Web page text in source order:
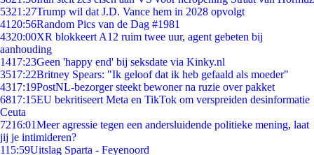
5321:27Trump wil dat J.D. Vance hem in 2028 opvolgt
41 20:56Random Pics van de Dag #1981
4320:00XR blokkeert A12 ruim twee uur, agent gebeten bij
aanhouding
1417:23Geen 'happy end' bij seksdate via Kinky.nl
3517:22Britney Spears: "Ik geloof dat ik heb gefaald als moeder"
4317:19PostNL-bezorger steekt bewoner na ruzie over pakket
6817:15EU bekritiseert Meta en TikTok om verspreiden desinformatie
Ceuta
7216:01Meer agressie tegen een andersluidende politieke mening, laat
jij je intimideren?
115:59Uitslag Sparta - Feyenoord